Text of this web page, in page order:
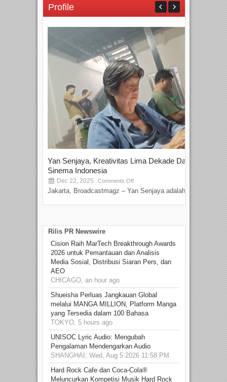
Profile
Yan Senjaya, Kreativitas Lima Dekade Dalam
Sinema Indonesia
Dec 22, 2025 Comments Off
Jakarta, Broadcastmagz – Yan Senjaya adalah...
Rilis PR Newswire
Cision Raih MarTech Breakthrough Awards
2026 untuk Pemantauan dan Analisis
Media Sosial, Distribusi Siaran Pers, dan
AEO
CHICAGO, an hour ago
Shueisha Perluas Jangkauan Global
melalui MANGA MILLION, Platform Manga
yang Tersedia dalam 100 Bahasa
TOKYO, 5 hours ago
UNISOC Lyric Audio: Mengubah
Pengalaman Mendengarkan Audio
SHANGHAI, Wed, Aug 5 2026 11:58 PM
Hard Rock Cafe dan Coca-Cola®
Meluncurkan Kompetisi Musik Hard Rock